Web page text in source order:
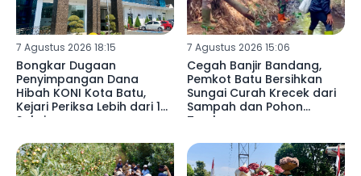
7 Agustus 2026 18:15
Bongkar Dugaan
Penyimpangan Dana
Hibah KONI Kota Batu,
Kejari Periksa Lebih dari 15
Saksi
7 Agustus 2026 15:06
Cegah Banjir Bandang,
Pemkot Batu Bersihkan
Sungai Curah Krecek dari
Sampah dan Pohon
Tumbang